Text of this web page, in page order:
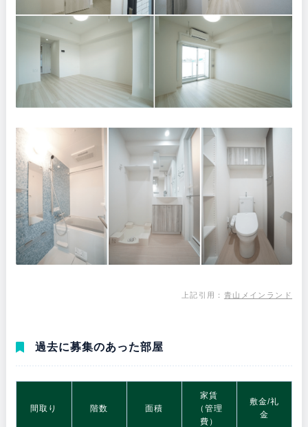
上記引用： 青山メインランド
過去に募集のあった部屋
間取り 階数 面積
家賃
（管理
費）
敷金/礼
金